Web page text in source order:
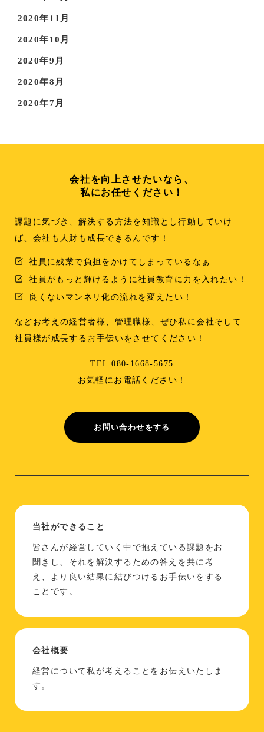
2020年11月
2020年10月
2020年9月
2020年8月
2020年7月
会社を向上させたいなら、
私にお任せください！
課題に気づき、解決する方法を知識とし行動していけ
ば、会社も人財も成長できるんです！
社員に残業で負担をかけてしまっているなぁ…
社員がもっと輝けるように社員教育に力を入れたい！
良くないマンネリ化の流れを変えたい！
などお考えの経営者様、管理職様、ぜひ私に会社そして
社員様が成長するお手伝いをさせてください！
TEL 080-1668-5675
お気軽にお電話ください！
お問い合わせをする
当社ができること
皆さんが経営していく中で抱えている課題をお
聞きし、それを解決するための答えを共に考
え、より良い結果に結びつけるお手伝いをする
ことです。
会社概要
経営について私が考えることをお伝えいたしま
す。